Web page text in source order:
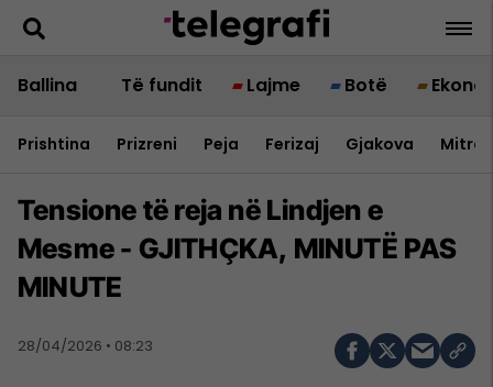
Ballina Të fundit Lajme Botë
Prishtina Prizreni Peja Ferizaj Gjakova
Tensione të reja në Lindjen e
Mesme - GJITHÇKA, MINUTË PAS
MINUTE
28/04/2026 • 08:23